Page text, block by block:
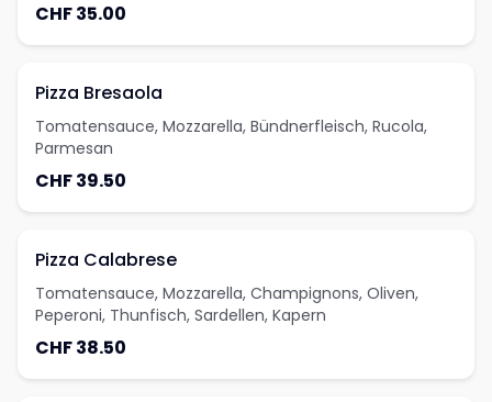
CHF 35.00
Pizza Bresaola
Tomatensauce, Mozzarella, Bündnerfleisch, Rucola,
Parmesan
CHF 39.50
Pizza Calabrese
Tomatensauce, Mozzarella, Champignons, Oliven,
Peperoni, Thunfisch, Sardellen, Kapern
CHF 38.50